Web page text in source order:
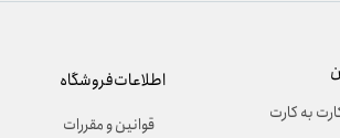
به کارت
اطلاعات فروشگاه
قوانین و مقررات